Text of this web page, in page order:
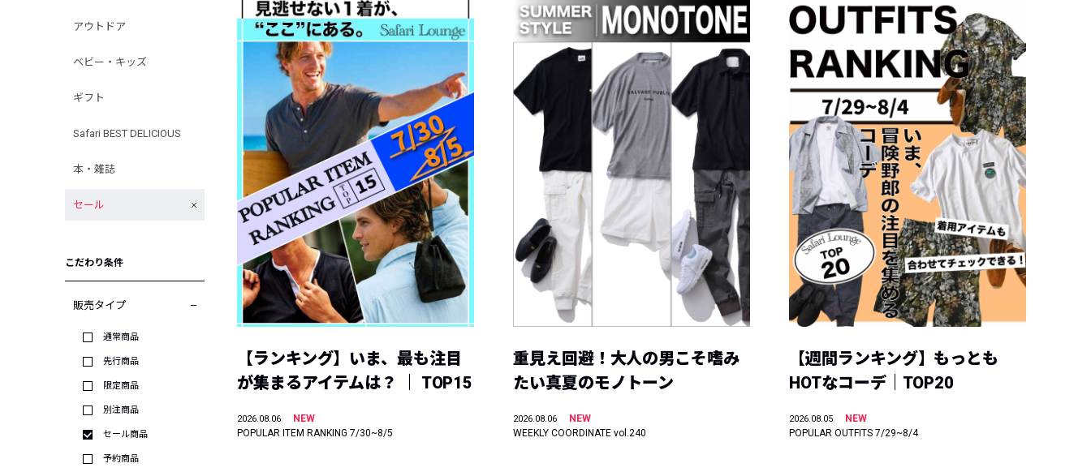
アウトドア
ベビー・キッズ
ギフト
Safari BEST DELICIOUS
本・雑誌
セール
こだわり条件
販売タイプ
通常商品
先行商品
限定商品
別注商品
セール商品
予約商品
【ランキング】いま、最も注目
が集まるアイテムは？ ｜ TOP15
2026.08.06
NEW
POPULAR ITEM RANKING 7/30~8/5
重見え回避！大人の男こそ嗜み
たい真夏のモノトーン
2026.08.06
NEW
WEEKLY COORDINATE vol.240
【週間ランキング】もっとも
HOTなコーデ｜TOP20
2026.08.05
NEW
POPULAR OUTFITS 7/29~8/4